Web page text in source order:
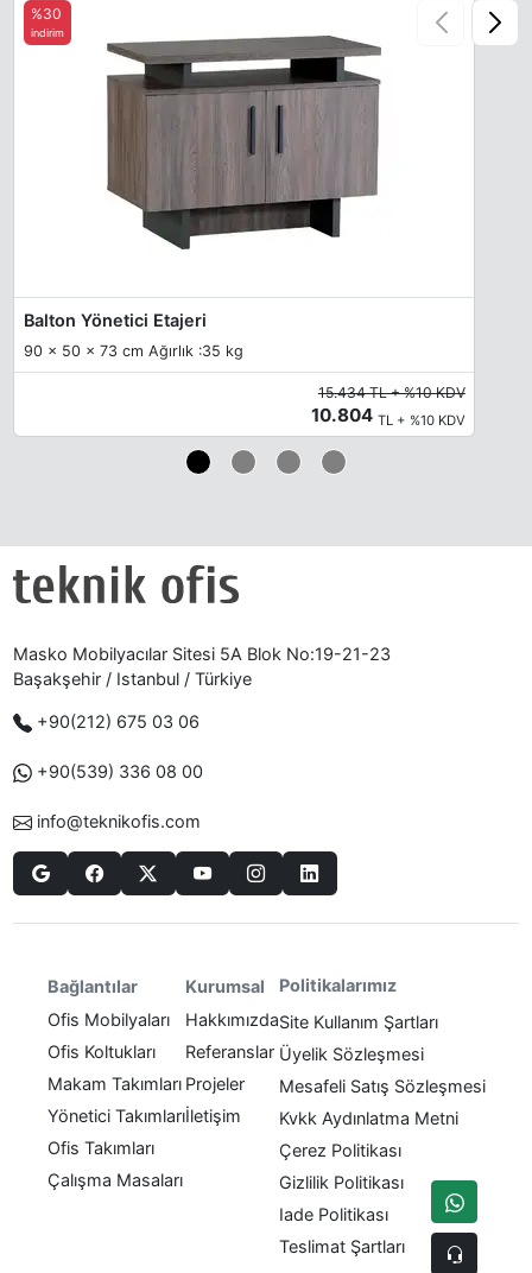
Balton Yönetici Etajeri
90 x 50 x 73 cm Ağırlık :35 kg
%30
indirim
15.434 TL + %10 KDV
10.804 TL + %10 KDV
Masko Mobilyacılar Sitesi 5A Blok No:19-21-23
Başakşehir / Istanbul / Türkiye
+90(212) 675 03 06
+90(539) 336 08 00
info@teknikofis.com
Bağlantılar
Ofis Mobilyaları
Ofis Koltukları
Makam Takımları
Yönetici Takımları
Ofis Takımları
Çalışma Masaları
Kurumsal
Hakkımızda
Referanslar
Projeler
İletişim
Politikalarımız
Site Kullanım Şartları
Üyelik Sözleşmesi
Mesafeli Satış Sözleşmesi
Kvkk Aydınlatma Metni
Çerez Politikası
Gizlilik Politikası
Iade Politikası
Teslimat Şartları